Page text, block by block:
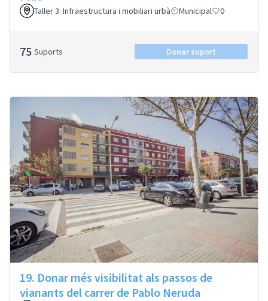
Taller 3: Infraestructura i mobiliari urbà Municipal 0
75 Suports Donar suport
19. Donar més visibilitat als passos de
vianants del carrer de Pablo Neruda